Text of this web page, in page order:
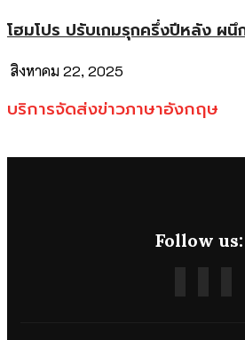
โฮมโปร ปรับเกมรุกครึ่งปีหลัง ผนึก
สิงหาคม 22, 2025
บริการจัดส่งข่าวภาษาอังกฤษ
Follow us: